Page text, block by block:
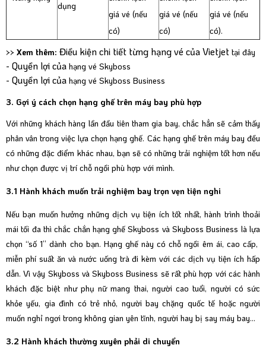
dụng
giá vé (nếu
có)
giá vé (nếu
có)
giá vé (nếu
có).
>> Xem thêm: Điều kiện chi tiết từng hạng vé của Vietjet tại đây
- Quyền lợi của hạng vé Skyboss
- Quyền lợi của hạng vé Skyboss Business
3. Gợi ý cách chọn hạng ghế trên máy bay phù hợp
Với những khách hàng lần đầu tiên tham gia bay, chắc hẳn sẽ cảm thấy
phân vân trong việc lựa chọn hạng ghế. Các hạng ghế trên máy bay đều
có những đặc điểm khác nhau, bạn sẽ có những trải nghiệm tốt hơn nếu
như chọn được vị trí chỗ ngồi phù hợp với mình.
3.1 Hành khách muốn trải nghiệm bay trọn vẹn tiện nghi
Nếu bạn muốn hưởng những dịch vụ tiện ích tốt nhất, hành trình thoải
mái tối đa thì chắc chắn hạng ghế Skyboss và Skyboss Business là lựa
chọn “số 1” dành cho bạn. Hạng ghế này có chỗ ngồi êm ái, cao cấp,
miễn phí suất ăn và nước uống trà đi kèm với các dịch vụ tiện ích hấp
dẫn. Vì vậy Skyboss và Skyboss Business sẽ rất phù hợp với các hành
khách đặc biệt như phụ nữ mang thai, người cao tuổi, người có sức
khỏe yếu, gia đình có trẻ nhỏ, người bay chặng quốc tế hoặc người
muốn nghỉ ngơi trong không gian yên tĩnh, người hay bị say máy bay…
3.2 Hành khách thường xuyên phải di chuyển